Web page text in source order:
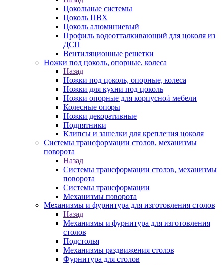
Цокольные системы
Цоколь ПВХ
Цоколь алюминиевый
Профиль водоотталкивающий для цоколя из
ДСП
Вентиляционные решетки
Ножки под цоколь, опорные, колеса
Назад
Ножки под цоколь, опорные, колеса
Ножки для кухни под цоколь
Ножки опорные для корпусной мебели
Колесные опоры
Ножки декоративные
Подпятники
Клипсы и защелки для крепления цоколя
Системы трансформации столов, механизмы
поворота
Назад
Системы трансформации столов, механизмы
поворота
Системы трансформации
Механизмы поворота
Механизмы и фурнитура для изготовления столов
Назад
Механизмы и фурнитура для изготовления
столов
Подстолья
Механизмы раздвижения столов
Фурнитура для столов